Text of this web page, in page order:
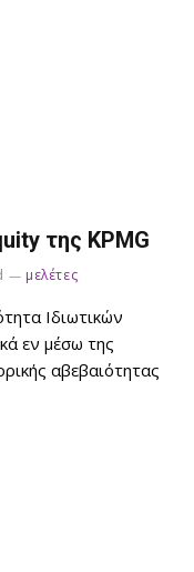
της KPMG
μελέτες
Ιδιωτικών
εν μέσω της
αβεβαιότητας